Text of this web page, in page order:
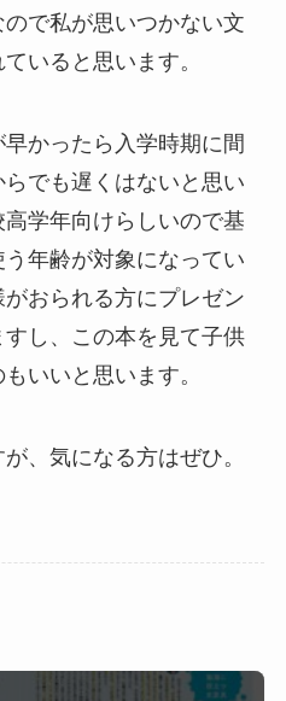
で私が思いつかない文
いると思います。
かったら入学時期に間
でも遅くはないと思い
学年向けらしいので基
年齢が対象になってい
おられる方にプレゼン
すし、この本を見て子供
いいと思います。
、気になる方はぜひ。